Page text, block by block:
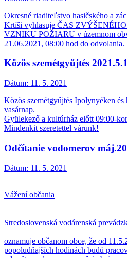
Okresné riaditeľstvo hasičského a
Krtíši vyhlasuje ČAS
VZNIKU POŽIARU v územnom
21.06.2021, 08:00 hod do odvolania.
Közös szemétgyűjtés
Dátum: 11. 5. 2021
Közös szemétgyűjtés Ipolynyéken és
vasárnap.
Gyülekező a kultúrház előtt 09:00-
Mindenkit szeretettel várunk!
Odčítanie vodomerov
Dátum: 11. 5. 2021
Vážení občania
Stredoslovenská vodárenská
oznamuje občanom obce, že od
popoludňajších hodinách budú